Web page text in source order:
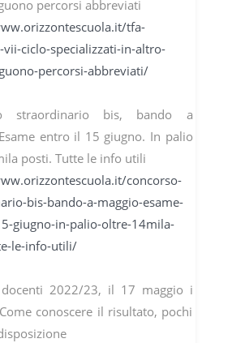
percorsi abbreviati
tfa-
vii-ciclo-specializzati-in-altro-
percorsi-abbreviati/
straordinario bis, bando a
entro il 15 giugno. In palio
posti. Tutte le info utili
concorso-
bis-bando-a-maggio-esame-
giugno-in-palio-oltre-14mila-
le-info-utili/
2022/23, il 17 maggio i
conoscere il risultato, pochi